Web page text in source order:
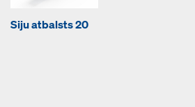
Siju atbalsts 20